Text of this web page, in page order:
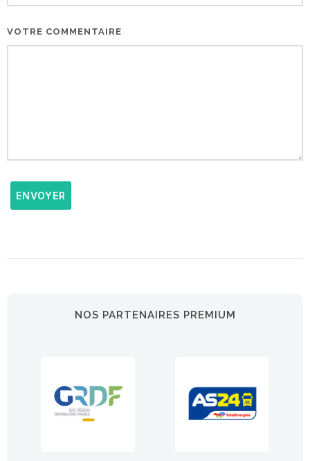
VOTRE COMMENTAIRE
ENVOYER
NOS PARTENAIRES PREMIUM